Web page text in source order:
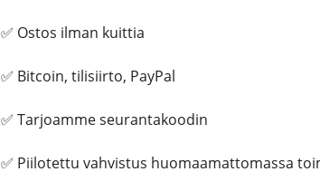
✅ Ostos ilman kuittia
✅ Bitcoin, tilisiirto, PayPal
✅ Tarjoamme seurantakoodin
✅ Piilotettu vahvistus huomaamattomassa